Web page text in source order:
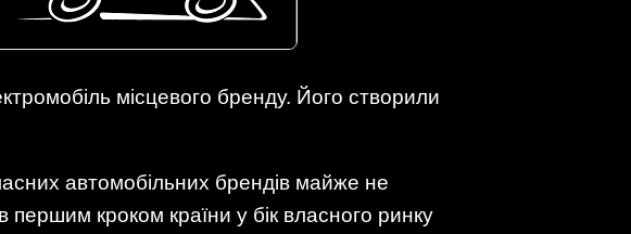
місцевого бренду. Його створили
автомобільних брендів майже не
кроком країни у бік власного ринку